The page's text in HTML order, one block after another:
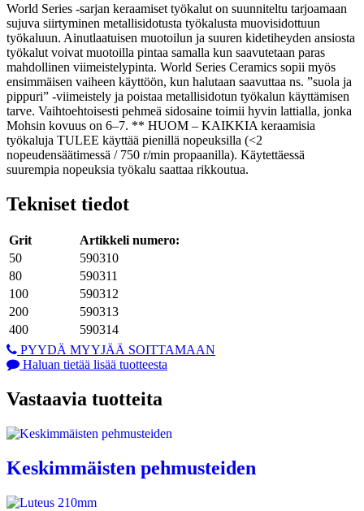
World Series -sarjan keraamiset työkalut on suunniteltu tarjoamaan
sujuva siirtyminen metallisidotusta työkalusta muovisidottuun
työkaluun. Ainutlaatuisen muotoilun ja suuren kidetiheyden ansiosta
työkalut voivat muotoilla pintaa samalla kun saavutetaan paras
mahdollinen viimeistelypinta. World Series Ceramics sopii myös
ensimmäisen vaiheen käyttöön, kun halutaan saavuttaa ns. ”suola ja
pippuri” -viimeistely ja poistaa metallisidotun työkalun käyttämisen
tarve. Vaihtoehtoisesti pehmeä sidosaine toimii hyvin lattialla, jonka
Mohsin kovuus on 6–7. ** HUOM – KAIKKIA keraamisia
työkaluja TULEE käyttää pienillä nopeuksilla (<2
nopeudensäätimessä / 750 r/min propaanilla). Käytettäessä
suurempia nopeuksia työkalu saattaa rikkoutua.
Tekniset tiedot
Grit
Artikkeli numero:
50
590310
80
590311
100
590312
200
590313
400
590314
PYYDÄ MYYJÄÄ SOITTAMAAN
Haluan tietää lisää tuotteesta
Vastaavia tuotteita
Keskimmäisten pehmusteiden